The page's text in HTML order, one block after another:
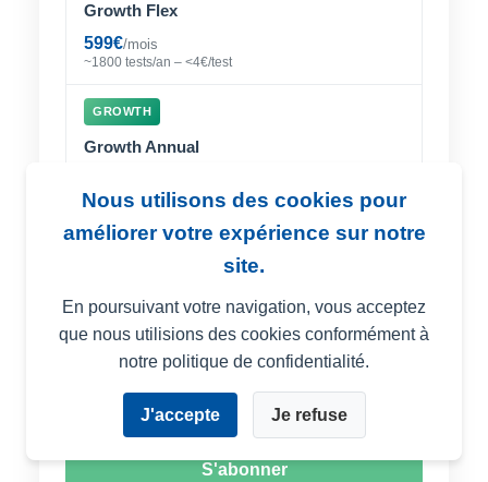
Nous utilisons des cookies pour
améliorer votre expérience sur notre
site.
En poursuivant votre navigation, vous acceptez
que nous utilisions des cookies conformément à
notre politique de confidentialité.
J'accepte Je refuse
Growth Flex
599€/mois
~1800 tests/an – <4€/test
GROWTH
Growth Annual
499€/mois – Économie 1 190€ – 3,3€/test
Sélectionnez votre forfait :
(~600 tests/an – moins de 6 €/par test)
299 € HT/mois
S'abonner